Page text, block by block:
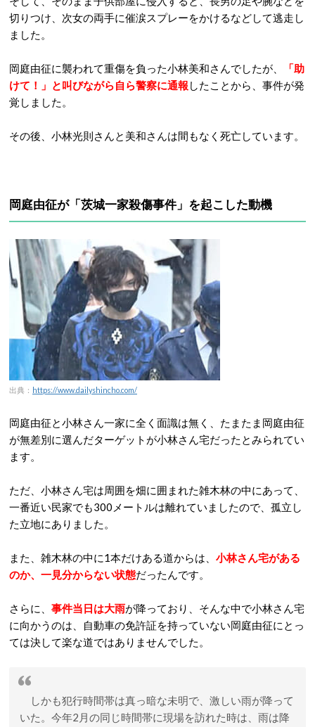
切りつけ、次女の両手に催涙スプレーをかけるなどして逃走し
ました。
岡庭由征に襲われて重傷を負った小林美和さんでしたが、
「助
けて！」と叫びながら自ら警察に通報 したことから、事件が発
覚しました。
その後、小林光則さんと美和さんは間もなく死亡しています。
岡庭由征が「茨城一家殺傷事件」を起こした動機
出典： https://www.dailyshincho.com/
岡庭由征と小林さん一家に全く面識は無く、たまたま岡庭由征
が無差別に選んだターゲットが小林さん宅だったとみられてい
ます。
ただ、小林さん宅は周囲を畑に囲まれた雑木林の中にあって、
一番近い民家でも300メートルは離れていましたので、孤立し
た立地にありました。
また、雑木林の中に1本だけある道からは、 小林さん宅がある
のか、一見分からない状態だったんです。
さらに、 事件当日は大雨が降っており、そんな中で小林さん宅
に向かうのは、自動車の免許証を持っていない岡庭由征にとっ
ては決して楽な道ではありませんでした。
しかも犯行時間帯は真っ暗な未明で、激しい雨が降って
いた。今年2月の同じ時間帯に現場を訪れた時は、雨は降